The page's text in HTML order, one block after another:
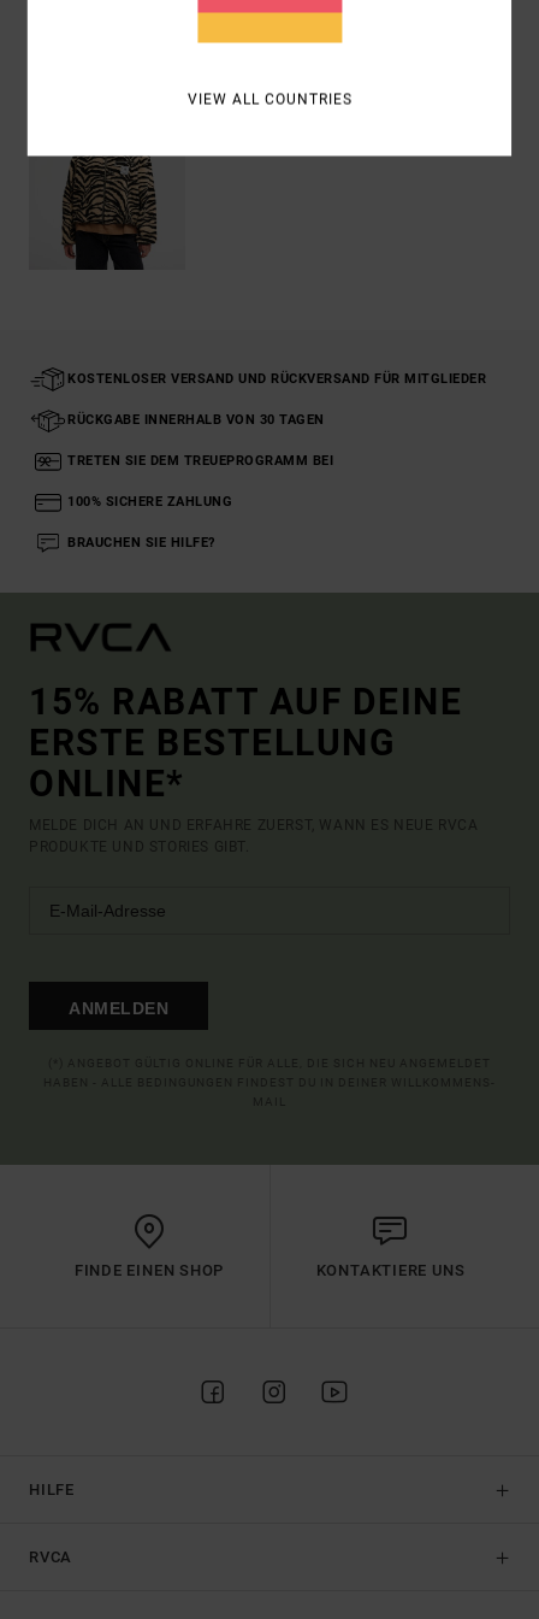
KOSTENLOSER VERSAND UND RÜCKVERSAND FÜR MITGLIEDER
RÜCKGABE INNERHALB VON 30 TAGEN
TRETEN SIE DEM TREUEPROGRAMM BEI
100% SICHERE ZAHLUNG
BRAUCHEN SIE HILFE?
15% RABATT AUF DEINE
ERSTE BESTELLUNG
ONLINE*
MELDE DICH AN UND ERFAHRE ZUERST, WANN ES NEUE RVCA
PRODUKTE UND STORIES GIBT.
ANMELDEN
FINDE EINEN SHOP KONTAKTIERE UNS
HILFE
RVCA
VIEW ALL COUNTRIES